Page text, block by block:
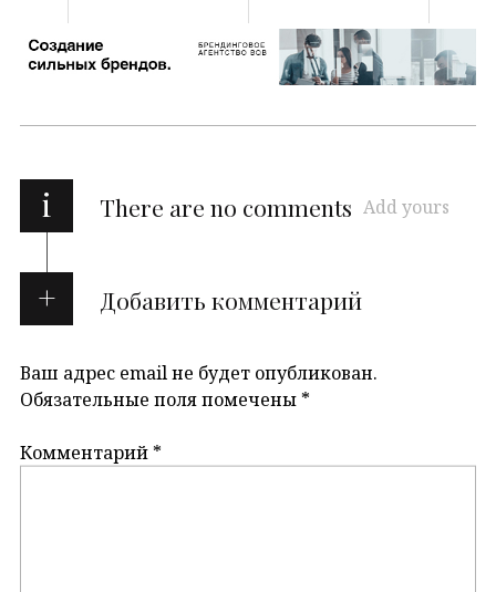
i There are no comments Add yours
Добавить комментарий
Ваш адрес email не будет опубликован.
Обязательные поля помечены *
Комментарий *